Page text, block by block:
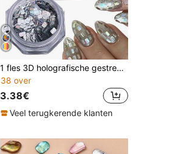
1 fles 3D holografische gestreepte vierkante zilveren laser regenboog iriserende rechthoekige nagelglitter glanzende raster nagelkunst glitter DIY nagelontwerp nageldecoratie
38 over
3.38€
Veel terugkerende klanten